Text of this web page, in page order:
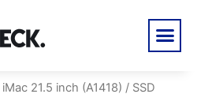
iMac 21.5 inch (A1418) / SSD